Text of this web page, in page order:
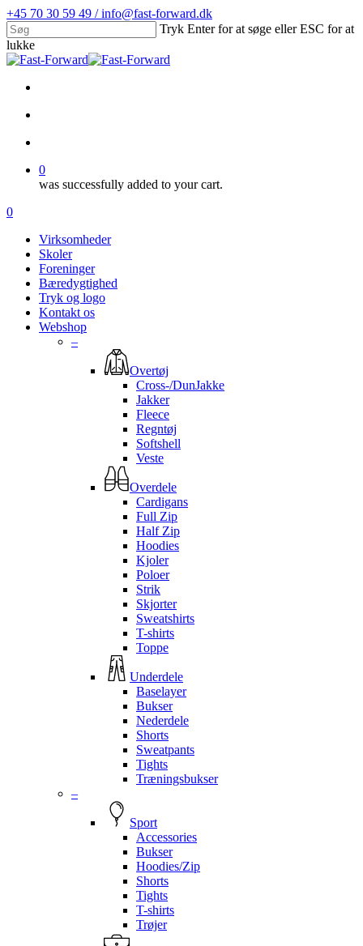
Skip
to
main
content
+45 70 30 59 49 / info@fast-forward.dk
Tryk Enter for at søge eller ESC for at
lukke
Close
0
was successfully added to your cart.
Menu
search
account
0
Virksomheder
Skoler
Foreninger
Bæredygtighed
Tryk og logo
Kontakt os
Webshop
–
Overtøj
Cross-/DunJakke
Jakker
Fleece
Regntøj
Softshell
Veste
Overdele
Cardigans
Full Zip
Half Zip
Hoodies
Kjoler
Poloer
Strik
Skjorter
Sweatshirts
T-shirts
Toppe
Underdele
Baselayer
Bukser
Nederdele
Shorts
Sweatpants
Tights
Træningsbukser
–
Sport
Accessories
Bukser
Hoodies/Zip
Shorts
Tights
T-shirts
Trøjer